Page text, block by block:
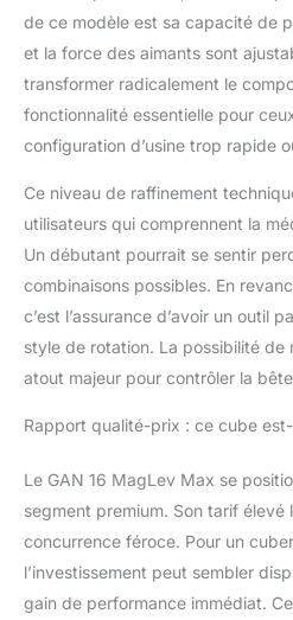
de ce modèle est sa capacité de
et la force des aimants sont
transformer radicalement le
fonctionnalité essentielle pour
configuration d’usine trop rapide
Ce niveau de raffinement
utilisateurs qui comprennent la
Un débutant pourrait se sentir
combinaisons possibles. En
c’est l’assurance d’avoir un outil
style de rotation. La possibilité de
atout majeur pour contrôler la
Rapport qualité-prix : ce cube est-
Le GAN 16 MagLev Max se
segment premium. Son tarif élevé
concurrence féroce. Pour un
l’investissement peut sembler
gain de performance immédiat.